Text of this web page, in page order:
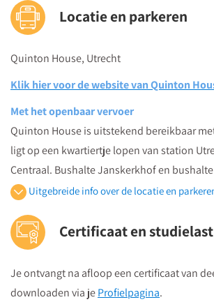
Locatie en parkeren
Quinton House, Utrecht
Klik hier voor de website van Quinton
Met het openbaar vervoer
Quinton House is uitstekend bereikbaar
ligt op een kwartiertje lopen van station
Centraal. Bushalte Janskerkhof en
zitten op respectievelijk 8 en 3 minuten
Vanaf Utrecht Centraal:
Loop naar het zuidoosten op de
Sla linksaf naar het Moreelsepark en steek
Klompébrug over. Bij de T-splitsing op de
Uitgebreide info over de locatie en
Certificaat en studielast
Je ontvangt na afloop een certificaat van
downloaden via jeProfielpagina.